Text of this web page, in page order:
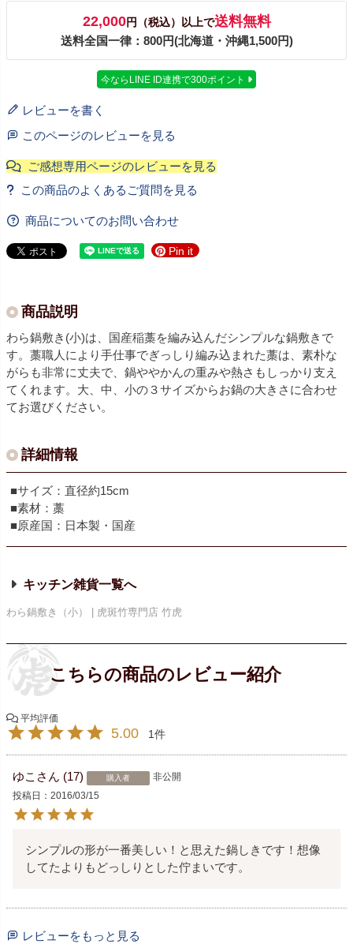
22,000円（税込）以上で送料無料
送料全国一律：800円(北海道・沖縄1,500円)
今ならLINE ID連携で300ポイント
レビューを書く
このページのレビューを見る
商品についてのお問い合わせ
Pin it
商品説明
わら鍋敷き(小)は、国産稲藁を編み込んだシンプルな鍋敷きで
す。藁職人により手仕事でぎっしり編み込まれた藁は、素朴な
がらも非常に丈夫で、鍋ややかんの重みや熱さもしっかり支え
てくれます。大、中、小の３サイズからお鍋の大きさに合わせ
てお選びください。
詳細情報
■サイズ：直径約15cm
■素材：藁
■原産国：日本製・国産
キッチン雑貨
わら鍋敷き（小） | 虎斑竹専門店 竹虎
5.00 1
ゆこ 17 購入者
非公開
投稿日
2016/03/15
シンプルの形が一番美しい！と思えた鍋しきです！想像
してたよりもどっしりとした佇まいです。
レビューをもっと見る